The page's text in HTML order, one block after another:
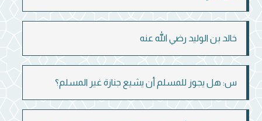
خالد بن الوليد رضي الله عنه
س: هل يجوز للمسلم أن يشيع جنازة غير المسلم؟